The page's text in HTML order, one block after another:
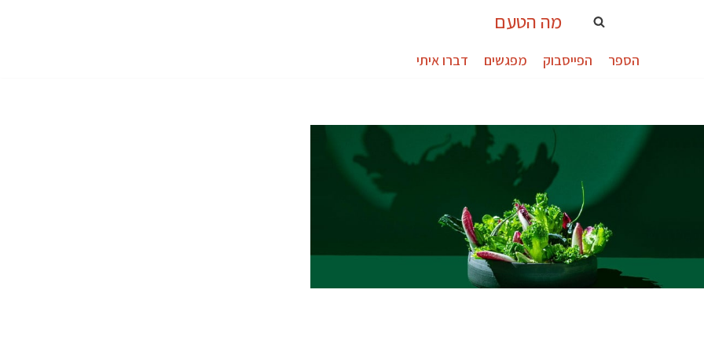
מה הטעם
הספר הפייסבוק מפגשים דברו איתי